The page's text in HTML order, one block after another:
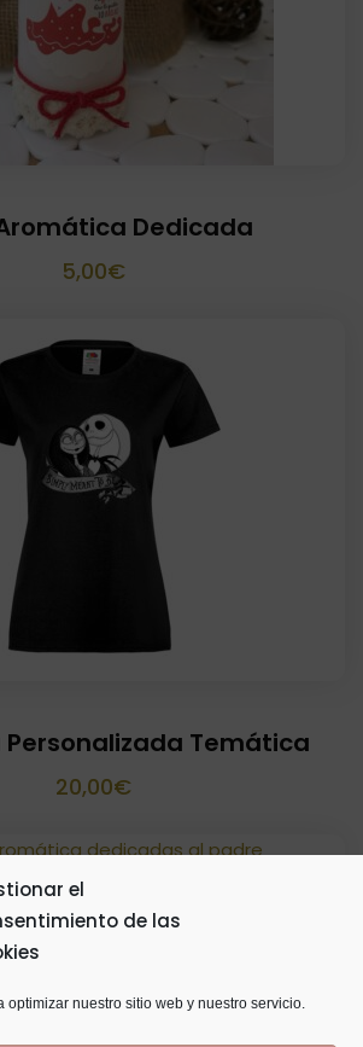
el
de las
optimizar nuestro sitio web y nuestro servicio.
Dedicada
5,00€
Temática
20,00€
Dedicadas Al Padre